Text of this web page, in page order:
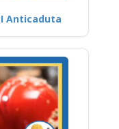
Anticaduta